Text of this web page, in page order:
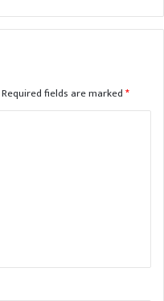
Required fields are marked*